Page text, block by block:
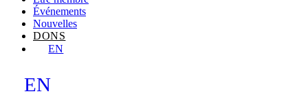
Événements
Nouvelles
DONS
EN
EN